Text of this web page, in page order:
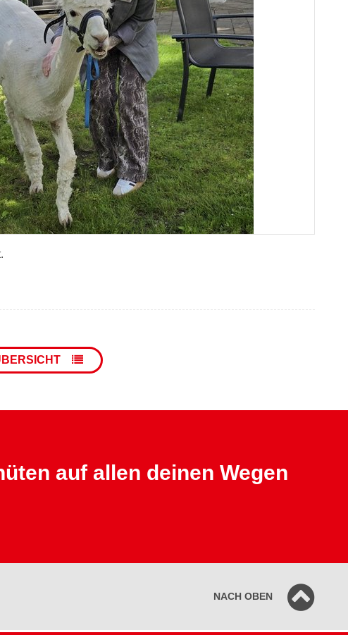
auf allen deinen Wegen
NACH OBEN